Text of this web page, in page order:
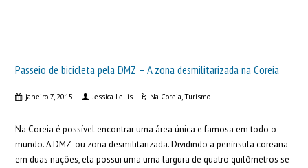
Passeio de bicicleta pela DMZ – A zona desmilitarizada na Coreia
janeiro 7, 2015 Jessica Lellis Na Coreia,Turismo
Na Coreia é possível encontrar uma área única e famosa em todo o
mundo. A DMZ ou zona desmilitarizada. Dividindo a península coreana
em duas nações, ela possui uma uma largura de quatro quilômetros se